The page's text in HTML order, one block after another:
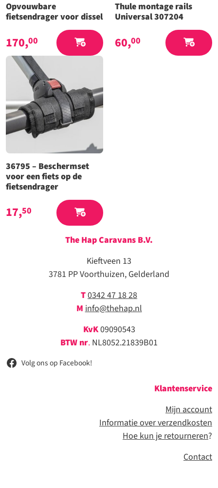
Opvouwbare
fietsendrager voor dissel
170,00
Thule montage rails
Universal 307204
60,00
36795 – Beschermset
voor een fiets op de
fietsendrager
17,50
The Hap Caravans B.V.
Kieftveen 13
3781 PP Voorthuizen, Gelderland
T0342 47 18 28
M info@thehap.nl
KvK09090543
BTW nr. NL8052.21839B01
Volg ons op Facebook!
Klantenservice
Mijn account
Informatie over verzendkosten
Hoe kun je retourneren?
Contact